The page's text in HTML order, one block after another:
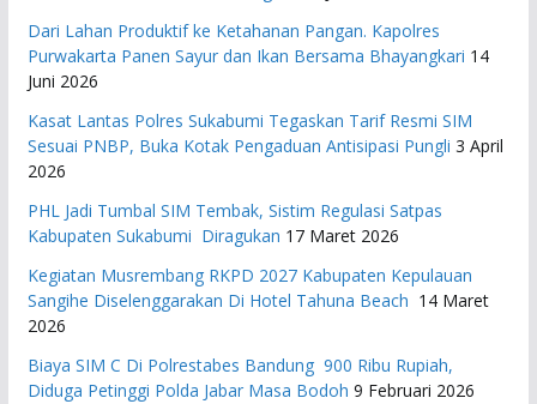
Dari Lahan Produktif ke Ketahanan Pangan. Kapolres
Purwakarta Panen Sayur dan Ikan Bersama Bhayangkari 14
Juni 2026
Kasat Lantas Polres Sukabumi Tegaskan Tarif Resmi SIM
Sesuai PNBP, Buka Kotak Pengaduan Antisipasi Pungli 3 April
2026
PHL Jadi Tumbal SIM Tembak, Sistim Regulasi Satpas
Kabupaten Sukabumi Diragukan 17 Maret 2026
Kegiatan Musrembang RKPD 2027 ​Kabupaten Kepulauan
Sangihe Diselenggarakan Di Hotel Tahuna Beach 14 Maret
2026
Biaya SIM C Di Polrestabes Bandung 900 Ribu Rupiah,
Diduga Petinggi Polda Jabar Masa Bodoh 9 Februari 2026